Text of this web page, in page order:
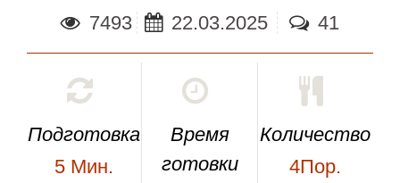
7493 22.03.2025 41
Подготовка
5 Мин.
Время
готовки
Количество
4Пор.